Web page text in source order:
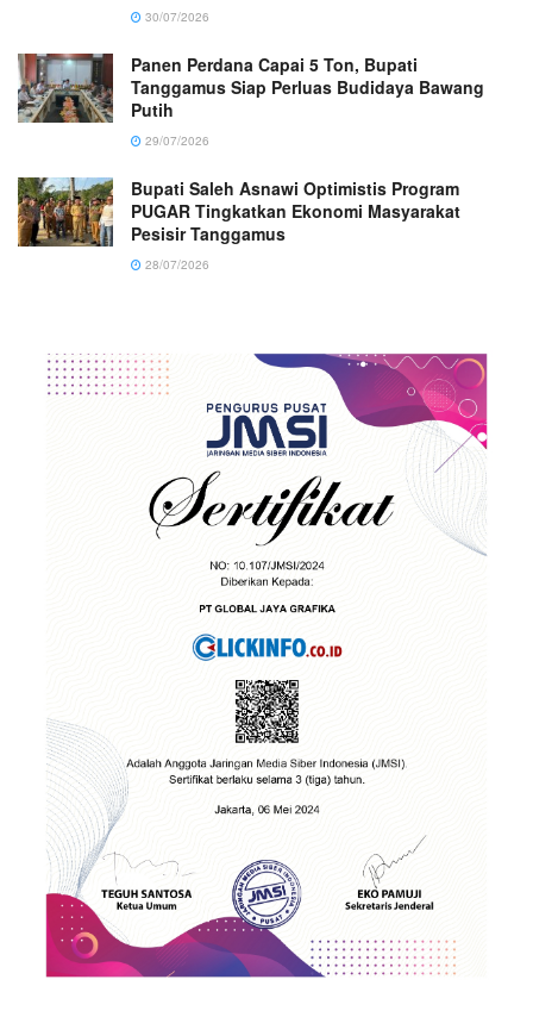
30/07/2026
Panen Perdana Capai 5 Ton, Bupati
Tanggamus Siap Perluas Budidaya Bawang
Putih
29/07/2026
Bupati Saleh Asnawi Optimistis Program
PUGAR Tingkatkan Ekonomi Masyarakat
Pesisir Tanggamus
28/07/2026